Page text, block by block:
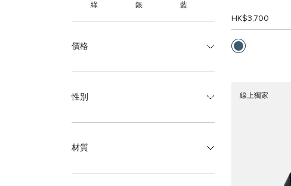
綠 銀 藍
價格
性別
材質
HK$3,700
線上獨家